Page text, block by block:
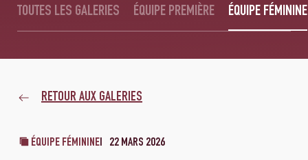
TOUTES LES GALERIES ÉQUIPE PREMIÈRE ÉQUIPE FÉMININE
RETOUR AUX GALERIES
ÉQUIPE FÉMININE 22 MARS 2026